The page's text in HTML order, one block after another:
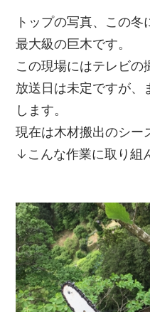
トップの写真、この
最大級の巨木です。
この現場にはテレビの
放送日は未定ですが、
します。
現在は木材搬出のシー
↓こんな作業に取り組